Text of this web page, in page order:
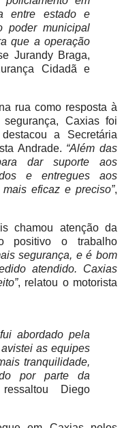
entre estado e
poder municipal
que a operação
Jurandy Braga,
Cidadã e
rua como resposta à
Caxias foi
a Secretária
Andrade. “Além das
dar suporte aos
e entregues aos
eficaz e preciso”,
chamou atenção da
positivo o trabalho
segurança, e é bom
atendido. Caxias
, relatou o motorista
abordado pela
as equipes
tranquilidade,
por parte da
Diego